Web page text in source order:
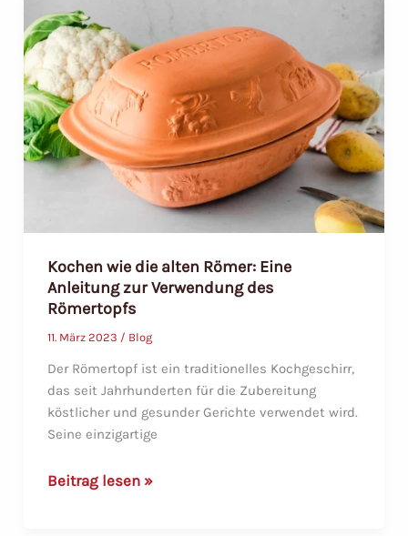
Reise
in
die
Antike
Kochen wie die alten Römer: Eine
Anleitung zur Verwendung des
Römertopfs
11. März 2023 / Blog
Der Römertopf ist ein traditionelles Kochgeschirr,
das seit Jahrhunderten für die Zubereitung
köstlicher und gesunder Gerichte verwendet wird.
Seine einzigartige
Kochen
Beitrag lesen »